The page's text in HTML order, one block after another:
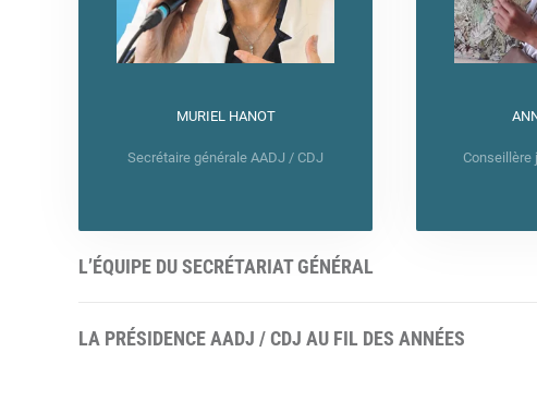
MURIEL HANOT
Secrétaire générale AADJ / CDJ Conseillère
L’ÉQUIPE DU SECRÉTARIAT GÉNÉRAL
LA PRÉSIDENCE AADJ / CDJ AU FIL DES ANNÉES